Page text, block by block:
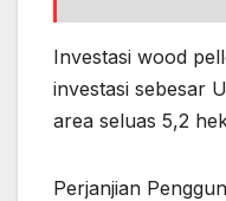
Investasi wood
investasi sebesar
area seluas 5,2
Perjanjian